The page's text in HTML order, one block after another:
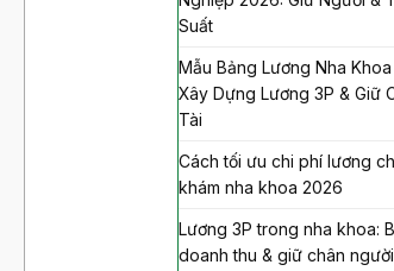
Suất
Mẫu Bảng Lương Nha
Xây Dựng Lương 3P & Giữ
Tài
Cách tối ưu chi phí lương
khám nha khoa 2026
Lương 3P trong nha khoa:
doanh thu & giữ chân